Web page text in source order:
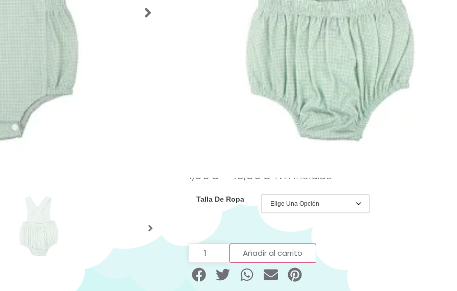
de primavera deBabidu
Mira todos nuestros otros modelos
https://canastilla.com.es/
Ropa y Accesorios
Conjuntos de Ropa
Nueva Temporada Verano 2025 ,ropa,
conjunto algodón,Conjunto Bebé
Ropa para Bebé,Verano
1,00 € 18,50 € IVA Incluido
Talla De Ropa
Añadir al carrito